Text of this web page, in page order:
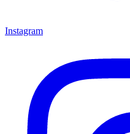
Instagram